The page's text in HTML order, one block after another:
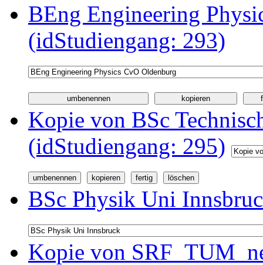
BEng Engineering
(idStudiengang: 293)
Kopie von BSc
(idStudiengang: 295)
BSc Physik Uni
Kopie von